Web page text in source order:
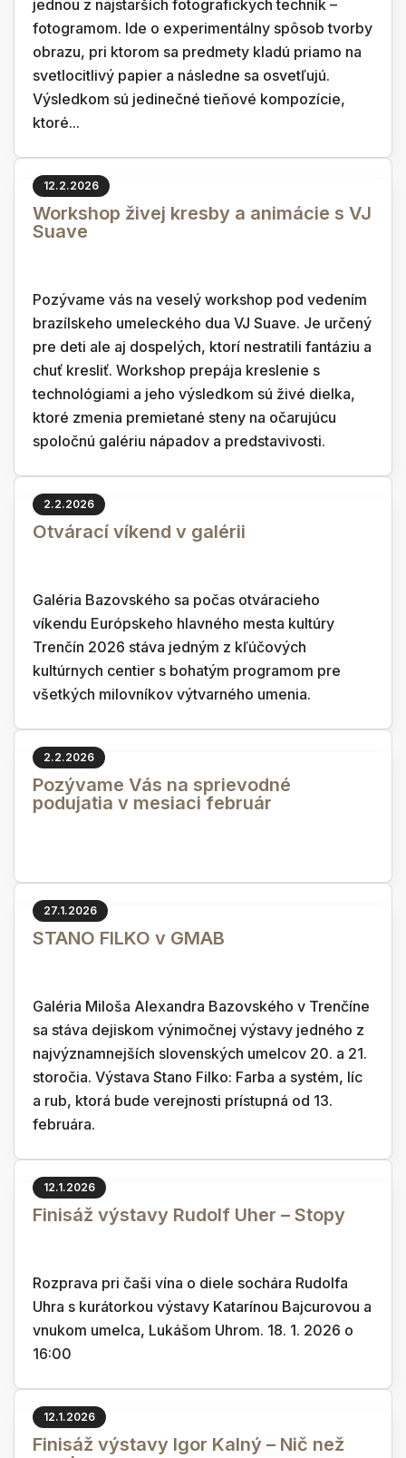
jednou z najstarších fotografických techník –
fotogramom. Ide o experimentálny spôsob tvorby
obrazu, pri ktorom sa predmety kladú priamo na
svetlocitlivý papier a následne sa osvetľujú.
Výsledkom sú jedinečné tieňové kompozície,
ktoré...
12.2.2026
Workshop živej kresby a animácie s VJ
Suave
Pozývame vás na veselý workshop pod vedením
brazílskeho umeleckého dua VJ Suave. Je určený
pre deti ale aj dospelých, ktorí nestratili fantáziu a
chuť kresliť. Workshop prepája kreslenie s
technológiami a jeho výsledkom sú živé dielka,
ktoré zmenia premietané steny na očarujúcu
spoločnú galériu nápadov a predstavivosti.
2.2.2026
Otvárací víkend v galérii
Galéria Bazovského sa počas otváracieho
víkendu Európskeho hlavného mesta kultúry
Trenčín 2026 stáva jedným z kľúčových
kultúrnych centier s bohatým programom pre
všetkých milovníkov výtvarného umenia.
2.2.2026
Pozývame Vás na sprievodné
podujatia v mesiaci február
27.1.2026
STANO FILKO v GMAB
Galéria Miloša Alexandra Bazovského v Trenčíne
sa stáva dejiskom výnimočnej výstavy jedného z
najvýznamnejších slovenských umelcov 20. a 21.
storočia. Výstava Stano Filko: Farba a systém, líc
a rub, ktorá bude verejnosti prístupná od 13.
februára.
12.1.2026
Finisáž výstavy Rudolf Uher – Stopy
Rozprava pri čaši vína o diele sochára Rudolfa
Uhra s kurátorkou výstavy Katarínou Bajcurovou a
vnukom umelca, Lukášom Uhrom. 18. 1. 2026 o
16:00
12.1.2026
Finisáž výstavy Igor Kalný – Nič než